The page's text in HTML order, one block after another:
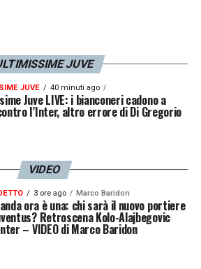
JUVE
JUVE 40 minuti ago
Juve LIVE: i bianconeri cadono a
l’Inter, altro errore di Di Gregorio
VIDEO
3 ore ago Marco Baridon
ora è una: chi sarà il nuovo portiere
Retroscena Kolo-Alajbegovic
– VIDEO di Marco Baridon